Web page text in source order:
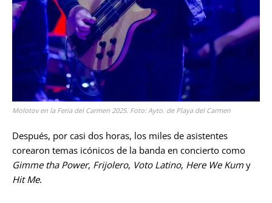
Molotov en la Feria del Carmen 2025. Foto: Ayto. de Playa del Carmen
Después, por casi dos horas, los miles de asistentes
corearon temas icónicos de la banda en concierto como
Gimme tha Power, Frijolero, Voto Latino, Here We Kumy
Hit Me.